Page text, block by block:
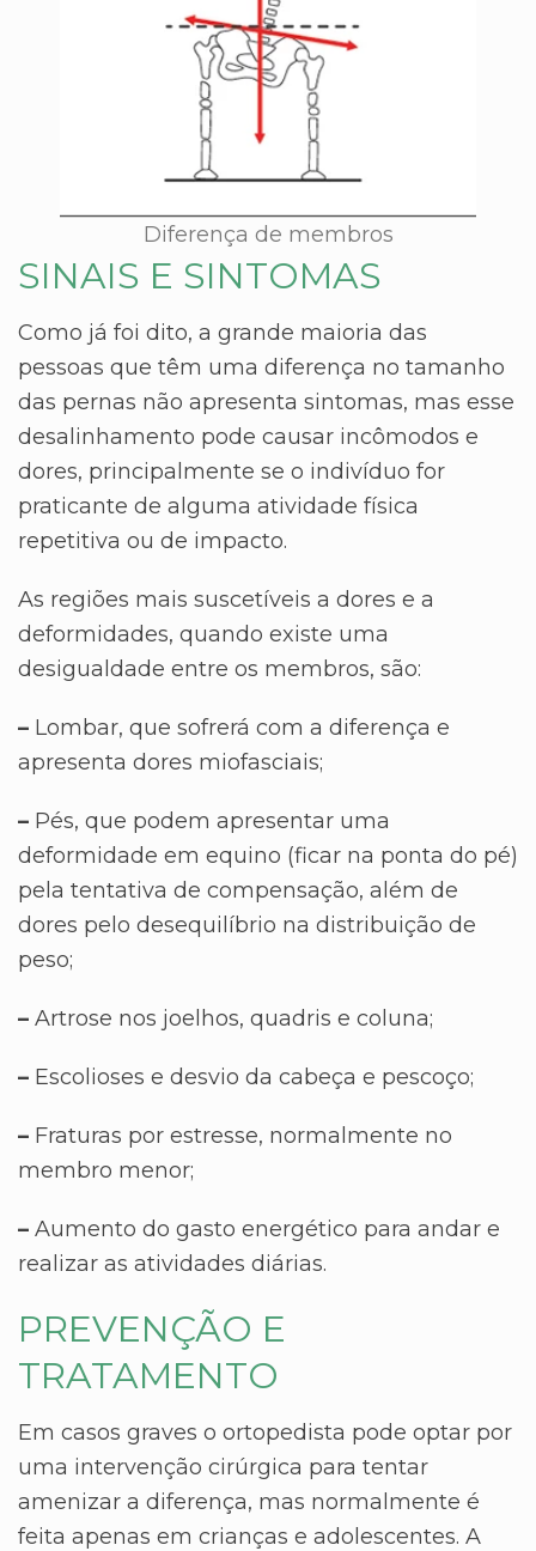
Diferença de membros
SINAIS E SINTOMAS
Como já foi dito, a grande maioria das
pessoas que têm uma diferença no tamanho
das pernas não apresenta sintomas, mas esse
desalinhamento pode causar incômodos e
dores, principalmente se o indivíduo for
praticante de alguma atividade física
repetitiva ou de impacto.
As regiões mais suscetíveis a dores e a
deformidades, quando existe uma
desigualdade entre os membros, são:
– Lombar, que sofrerá com a diferença e
apresenta dores miofasciais;
– Pés, que podem apresentar uma
deformidade em equino (ficar na ponta do pé)
pela tentativa de compensação, além de
dores pelo desequilíbrio na distribuição de
peso;
– Artrose nos joelhos, quadris e coluna;
– Escolioses e desvio da cabeça e pescoço;
– Fraturas por estresse, normalmente no
membro menor;
– Aumento do gasto energético para andar e
realizar as atividades diárias.
PREVENÇÃO E
TRATAMENTO
Em casos graves o ortopedista pode optar por
uma intervenção cirúrgica para tentar
amenizar a diferença, mas normalmente é
feita apenas em crianças e adolescentes. A